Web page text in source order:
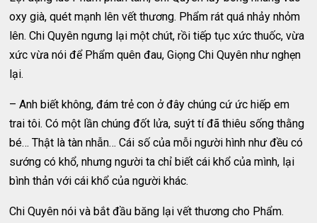
oxy già, quét mạnh lên vết thương. Phẩm rát quá nhảy nhỏm
lên. Chi Quyên ngưng lại một chút, rồi tiếp tục xức thuốc, vừa
xức vừa nói để Phẩm quên đau, Giọng Chi Quyên như nghẹn
lại.
– Anh biết không, đám trẻ con ở đây chúng cứ ức hiếp em
trai tôi. Có một lần chúng đốt lửa, suýt tí đã thiêu sống thằng
bé… Thật là tàn nhẫn… Cái số của mỗi người hình như đều có
sướng có khổ, nhưng người ta chỉ biết cái khổ của mình, lại
bình thản với cái khổ của người khác.
Chi Quyên nói và bắt đầu băng lại vết thương cho Phẩm.